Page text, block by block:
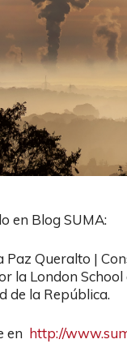
en Blog SUMA:
Paz Queralto |
la London
de la República.
en http://